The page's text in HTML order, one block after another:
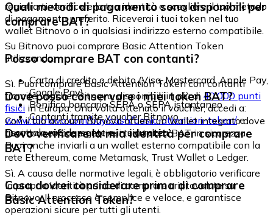
registrarti, verificare la tua identità e scegliere il tuo metodo
di pagamento preferito. Riceverai i tuoi token nel tuo
wallet Bitnovo o in qualsiasi indirizzo esterno compatibile.
Quali metodi di pagamento sono disponibili per
comprare BAT?
Su Bitnovo puoi comprare Basic Attention Token
utilizzando:
Carta di credito o debito (Visa, Mastercard, Apple Pay,
Google Pay)
Bonifico bancario SEPA o SEPA istantaneo
Contanti tramite voucher Bitnovo
Posso comprare BAT con contanti?
Sì. Puoi comprare Basic Attention Token con contanti
tramite voucher Bitnovo, disponibili in più di 40.000 punti
fisici in Europa. Una volta ottenuto il voucher, accedi a:
www.bitnovo.com/buy/cash/basic-attention-token/e
riscattalo rapidamente e in sicurezza.
Dove posso conservare i miei token BAT?
Con il tuo account Bitnovo ottieni un wallet integrato dove
puoi conservare e gestire i tuoi token BAT in sicurezza.
Puoi anche inviarli a un wallet esterno compatibile con la
rete Ethereum, come Metamask, Trust Wallet o Ledger.
Devo verificare la mia identità per comprare
BAT?
Sì. A causa delle normative legali, è obbligatorio verificare
la propria identità prima di comprare criptovalute su
Bitnovo. Il processo è semplice e veloce, e garantisce
operazioni sicure per tutti gli utenti.
Cosa dovrei considerare prima di comprare
Basic Attention Token?